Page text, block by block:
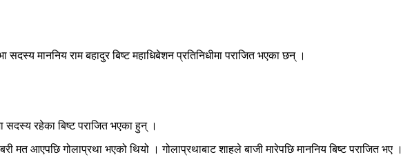
माननिय राम बहादुर बिष्ट महाधिबेशन प्रतिनिधीमा पराजित भएका छन् ।
सदस्य रहेका बिष्ट पराजित भएका हुन् ।
मत आएपछि गोलाप्रथा भएको थियो । गोलाप्रथाबाट शाहले बाजी मारेपछि माननिय बिष्ट पराजित भए ।